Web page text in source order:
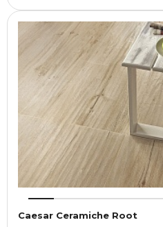
Caesar Ceramiche Root